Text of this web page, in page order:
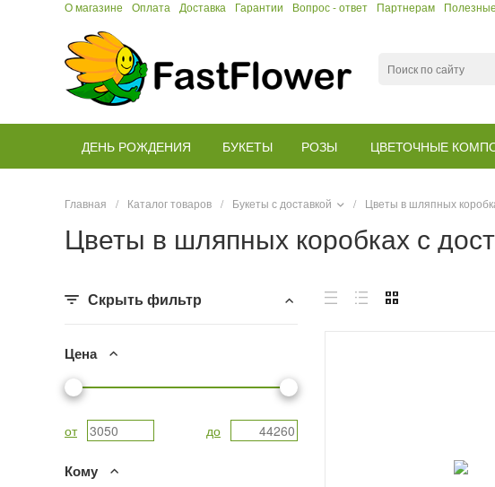
О магазине Оплата Доставка Гарантии Вопрос - ответ Партнерам
ДЕНЬ РОЖДЕНИЯ БУКЕТЫ РОЗЫ ЦВЕТОЧНЫЕ
Главная / Каталог товаров / Букеты с доставкой / Цветы в шляпных
Цветы в шляпных коробках с
Скрыть фильтр
Цена
от до
Кому